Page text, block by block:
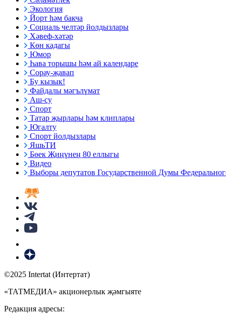
Экология
Йорт һәм бакча
Социаль челтәр йолдызлары
Хәвеф-хәтәр
Көн кадагы
Юмор
Һава торышы һәм ай календаре
Сорау-җавап
Бу кызык!
Файдалы мәгълүмат
Аш-су
Спорт
Татар җырлары һәм клиплары
Югалту
Спорт йолдызлары
ЯшьТИ
Бөек Җиңүнең 80 еллыгы
Видео
Выборы депутатов Государственной Думы
©2025 Intertat (Интертат)
«ТАТМЕДИА» акционерлык җәмгыяте
Редакция адресы: